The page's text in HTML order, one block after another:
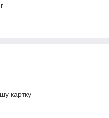
картку